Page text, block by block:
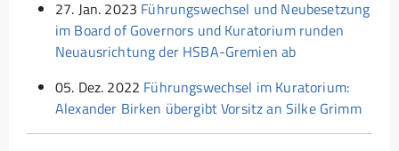
27. Jan. 2023 Führungswechsel und Neubesetzung
im Board of Governors und Kuratorium runden
Neuausrichtung der HSBA-Gremien ab
05. Dez. 2022 Führungswechsel im Kuratorium:
Alexander Birken übergibt Vorsitz an Silke Grimm